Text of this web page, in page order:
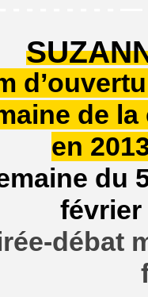
de
en
du
février
débat